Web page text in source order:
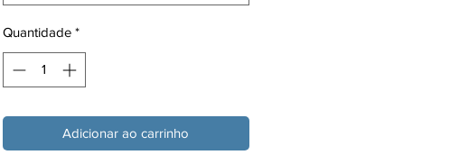
Quantidade *
Adicionar ao carrinho